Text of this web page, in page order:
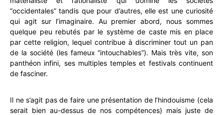
“occidentales” tandis que pour d’autres, elle est une curiosité
qui agit sur l’imaginaire. Au premier abord, nous sommes
quelque peu rebutés par le système de caste mis en place
par cette religion, lequel contribue à discriminer tout un pan
de la société (les fameux “intouchables”). Mais très vite, son
panthéon infini, ses multiples temples et festivals continuent
de fasciner.
Il ne s’agit pas de faire une présentation de l’hindouisme (cela
serait bien au-dessus de nos compétences) mais juste de